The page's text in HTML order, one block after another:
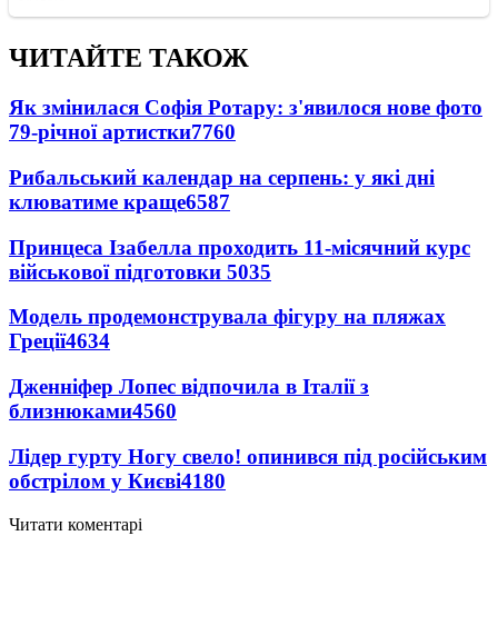
ЧИТАЙТЕ ТАКОЖ
Як змінилася Софія Ротару: з'явилося нове фото
79-річної артистки7760
Рибальський календар на серпень: у які дні
клюватиме краще6587
Принцеса Ізабелла проходить 11-місячний курс
військової підготовки 5035
Модель продемонструвала фігуру на пляжах
Греції4634
Дженніфер Лопес відпочила в Італії з
близнюками4560
Лідер гурту Ногу свело! опинився під російським
обстрілом у Києві4180
Читати коментарі